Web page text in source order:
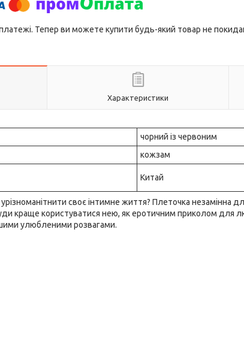
платежі. Тепер ви можете купити будь-який товар не
Характеристики
чорний із червоним
кожзам
Китай
своє інтимне життя? Плеточка незамінна
краще користуватися нею, як еротичним приколом для
улюбленими розвагами.